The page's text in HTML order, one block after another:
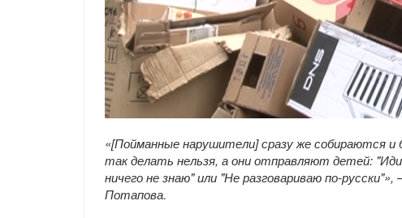
«[Пойманные нарушители] сразу же собираются
так делать нельзя, а они отправляют детей:
ничего не знаю" или "Не разговариваю по-
Потапова.